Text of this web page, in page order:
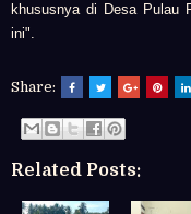
khususnya di Desa Pulau
ini".
Share:
Related Posts: